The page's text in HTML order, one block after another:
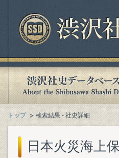
トップ 検索結果 - 社史詳細
日本火災海上